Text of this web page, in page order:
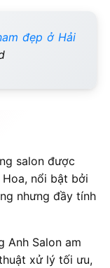
đẹp ở Hải
salon được
nổi bật bởi
nhưng đầy tính
Anh Salon am
xử lý tối ưu,